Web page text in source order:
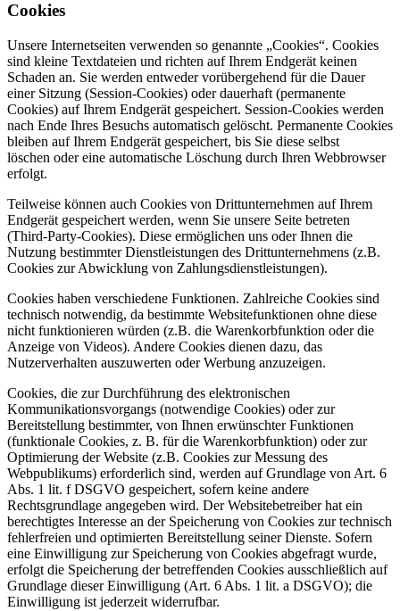
Cookies
Unsere Internetseiten verwenden so genannte „Cookies“. Cookies
sind kleine Textdateien und richten auf Ihrem Endgerät keinen
Schaden an. Sie werden entweder vorübergehend für die Dauer
einer Sitzung (Session-Cookies) oder dauerhaft (permanente
Cookies) auf Ihrem Endgerät gespeichert. Session-Cookies werden
nach Ende Ihres Besuchs automatisch gelöscht. Permanente Cookies
bleiben auf Ihrem Endgerät gespeichert, bis Sie diese selbst
löschen oder eine automatische Löschung durch Ihren Webbrowser
erfolgt.
Teilweise können auch Cookies von Drittunternehmen auf Ihrem
Endgerät gespeichert werden, wenn Sie unsere Seite betreten
(Third-Party-Cookies). Diese ermöglichen uns oder Ihnen die
Nutzung bestimmter Dienstleistungen des Drittunternehmens (z.B.
Cookies zur Abwicklung von Zahlungsdienstleistungen).
Cookies haben verschiedene Funktionen. Zahlreiche Cookies sind
technisch notwendig, da bestimmte Websitefunktionen ohne diese
nicht funktionieren würden (z.B. die Warenkorbfunktion oder die
Anzeige von Videos). Andere Cookies dienen dazu, das
Nutzerverhalten auszuwerten oder Werbung anzuzeigen.
Cookies, die zur Durchführung des elektronischen
Kommunikationsvorgangs (notwendige Cookies) oder zur
Bereitstellung bestimmter, von Ihnen erwünschter Funktionen
(funktionale Cookies, z. B. für die Warenkorbfunktion) oder zur
Optimierung der Website (z.B. Cookies zur Messung des
Webpublikums) erforderlich sind, werden auf Grundlage von Art. 6
Abs. 1 lit. f DSGVO gespeichert, sofern keine andere
Rechtsgrundlage angegeben wird. Der Websitebetreiber hat ein
berechtigtes Interesse an der Speicherung von Cookies zur technisch
fehlerfreien und optimierten Bereitstellung seiner Dienste. Sofern
eine Einwilligung zur Speicherung von Cookies abgefragt wurde,
erfolgt die Speicherung der betreffenden Cookies ausschließlich auf
Grundlage dieser Einwilligung (Art. 6 Abs. 1 lit. a DSGVO); die
Einwilligung ist jederzeit widerrufbar.